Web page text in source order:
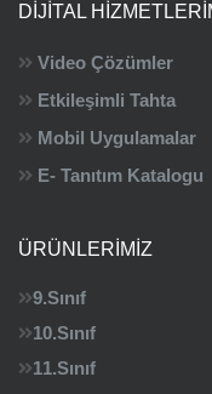
DIJITAL
Video Çözümler
Etkileşimli Tahta
Mobil Uygulamalar
E- Tanıtım Katalogu
ÜRÜNLERIMIZ
9.Sınıf
10.Sınıf
11.Sınıf